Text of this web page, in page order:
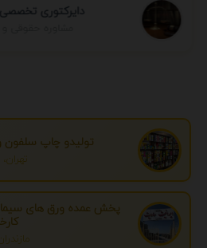
دایرکتوری
تولیدو چاپ سلفون
پخش عمده ورق های